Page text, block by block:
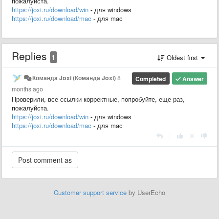
https://joxi.ru/download/win - для windows
https://joxi.ru/download/mac - для mac
Replies 1 Oldest first
Answer
Completed
Команда Joxi (Команда Joxi)8
months ago
Проверили, все ссылки корректные, попробуйте, еще раз,
пожалуйста.
https://joxi.ru/download/win - для windows
https://joxi.ru/download/mac - для mac
Customer support service by UserEcho